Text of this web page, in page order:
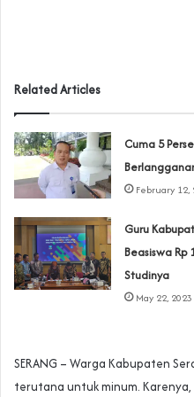
Related Articles
Cuma 5
February 12,
Guru
Beasiswa Rp
Studinya
May 22, 2023
SERANG – Warga Kabupaten
terutana untuk minum.